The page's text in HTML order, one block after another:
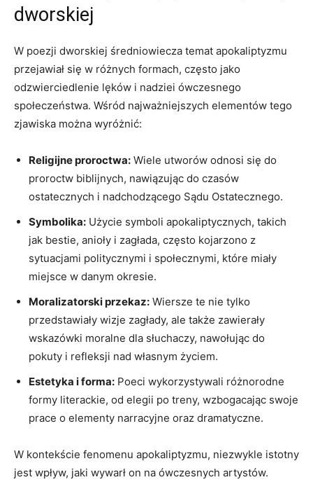
dworskiej
W poezji dworskiej średniowiecza temat apokaliptyzmu
przejawiał się w różnych formach, często jako
odzwierciedlenie lęków ‌i nadziei ówczesnego
społeczeństwa. Wśród ⁣najważniejszych⁤ elementów tego
zjawiska można wyróżnić:
Religijne proroctwa: Wiele utworów odnosi się do
proroctw‌ biblijnych, ​nawiązując do czasów
ostatecznych i⁤ nadchodzącego Sądu Ostatecznego.
Symbolika: ‌Użycie symboli⁤ apokaliptycznych, takich
jak bestie, anioły i zagłada, często⁤ kojarzono z
sytuacjami politycznymi i społecznymi,⁣ które miały
miejsce w danym okresie.
Moralizatorski przekaz: Wiersze te nie tylko
przedstawiały wizje zagłady, ⁣ale także zawierały
wskazówki moralne dla słuchaczy, ​nawołując do
pokuty i refleksji nad⁣ własnym życiem.
Estetyka​ i‌ forma: Poeci wykorzystywali różnorodne
‌formy literackie, od elegii‍ po treny, ⁢wzbogacając swoje
prace ‌o​ elementy ‌narracyjne‍ oraz ‍dramatyczne.
W ‍kontekście fenomenu apokaliptyzmu, niezwykle istotny
jest wpływ, jaki wywarł on⁤ na ówczesnych artystów.